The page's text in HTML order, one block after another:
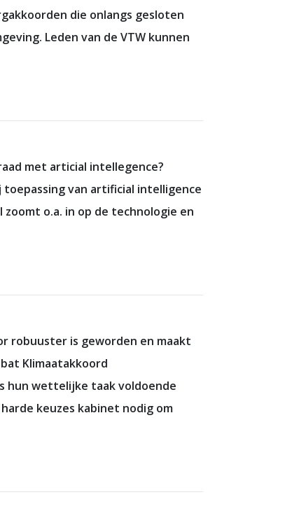
die onlangs gesloten
Leden van de VTW kunnen
met articial intellegence?
van artificial intelligence
o.a. in op de technologie en
robuuster is geworden en maakt
Klimaatakkoord
hun wettelijke taak voldoende
keuzes kabinet nodig om